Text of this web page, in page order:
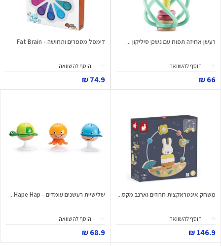
רעשן אחיזה תפוח עם נשכן סיליקון ...
הוסף להשוואה
66 ₪
דימפל מספרים ותחושה - Fat Brain
הוסף להשוואה
74.9 ₪
משחק אינטראקצית חרוזים וארנב מקס...
הוסף להשוואה
146.9 ₪
שלישיית רעשנים עומדים - Hape Hap...
הוסף להשוואה
68.9 ₪